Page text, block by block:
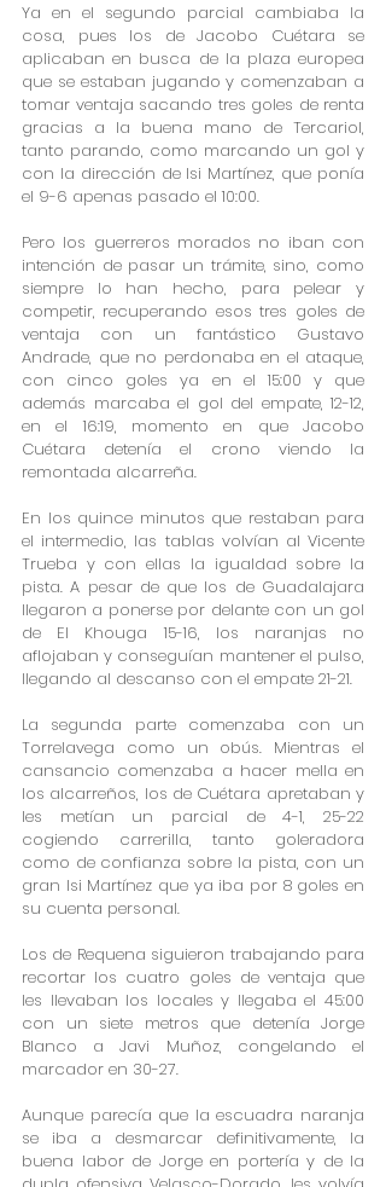
Ya en el segundo parcial cambiaba la
cosa, pues los de Jacobo Cuétara se
aplicaban en busca de la plaza europea
que se estaban jugando y comenzaban a
tomar ventaja sacando tres goles de renta
gracias a la buena mano de Tercariol,
tanto parando, como marcando un gol y
con la dirección de Isi Martínez, que ponía
el 9-6 apenas pasado el 10:00.
Pero los guerreros morados no iban con
intención de pasar un trámite, sino, como
siempre lo han hecho, para pelear y
competir, recuperando esos tres goles de
ventaja con un fantástico Gustavo
Andrade, que no perdonaba en el ataque,
con cinco goles ya en el 15:00 y que
además marcaba el gol del empate, 12-12,
en el 16:19, momento en que Jacobo
Cuétara detenía el crono viendo la
remontada alcarreña.
En los quince minutos que restaban para
el intermedio, las tablas volvían al Vicente
Trueba y con ellas la igualdad sobre la
pista. A pesar de que los de Guadalajara
llegaron a ponerse por delante con un gol
de El Khouga 15-16, los naranjas no
aflojaban y conseguían mantener el pulso,
llegando al descanso con el empate 21-21.
La segunda parte comenzaba con un
Torrelavega como un obús. Mientras el
cansancio comenzaba a hacer mella en
los alcarreños, los de Cuétara apretaban y
les metían un parcial de 4-1, 25-22
cogiendo carrerilla, tanto goleradora
como de confianza sobre la pista, con un
gran Isi Martínez que ya iba por 8 goles en
su cuenta personal.
Los de Requena siguieron trabajando para
recortar los cuatro goles de ventaja que
les llevaban los locales y llegaba el 45:00
con un siete metros que detenía Jorge
Blanco a Javi Muñoz, congelando el
marcador en 30-27.
Aunque parecía que la escuadra naranja
se iba a desmarcar definitivamente, la
buena labor de Jorge en portería y de la